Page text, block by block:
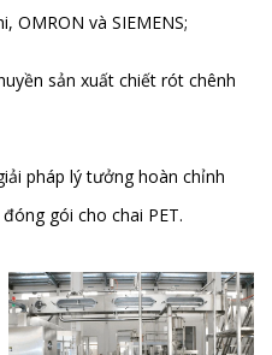
OMRON và SIEMENS;
sản xuất chiết rót chênh
pháp lý tưởng hoàn chỉnh
gói cho chai PET.